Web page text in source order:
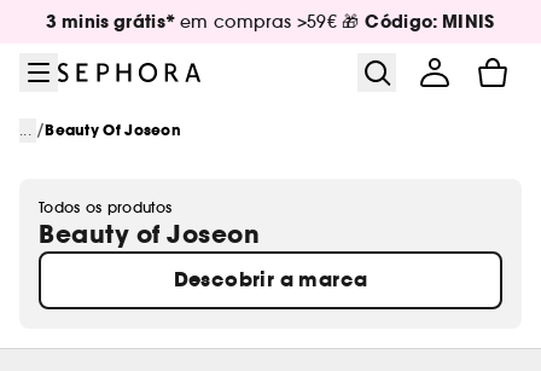
Ir para o menu
Ir para o conteúdo principal
Ir para o rodapé
3 minis grátis* em compras >59€ 🎁Código: MINIS
... /Beauty Of Joseon
Todos os produtos
Beauty of Joseon
Descobrir a marca